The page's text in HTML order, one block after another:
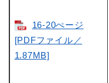
16-20ぺージ
[PDFファイル／
1.87MB]